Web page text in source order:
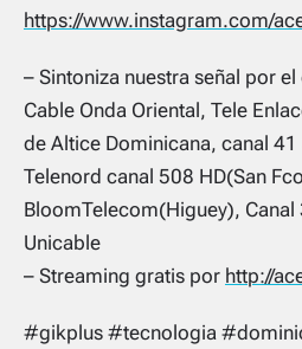
https://www.instagram.com/
– Sintoniza nuestra señal por
Cable Onda Oriental, Tele
de Altice Dominicana, canal
Telenord canal 508 HD(San
BloomTelecom(Higuey), Canal
Unicable
– Streaming gratis por http://
#gikplus #tecnologia